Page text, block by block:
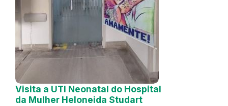
Visita a UTI Neonatal do Hospital
da Mulher Heloneida Studart